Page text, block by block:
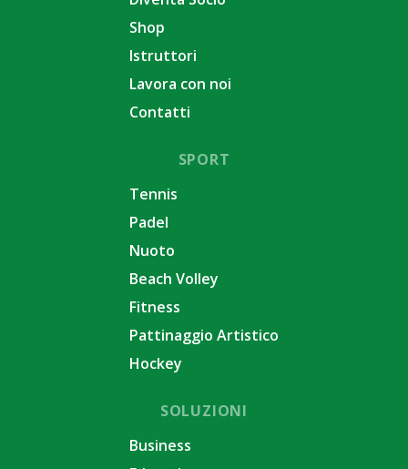
Shop
Istruttori
Lavora con noi
Contatti
SPORT
Tennis
Padel
Nuoto
Beach Volley
Fitness
Pattinaggio Artistico
Hockey
SOLUZIONI
Business